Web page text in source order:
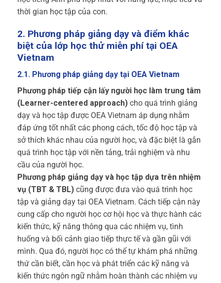
thời gian học tập của con.
2. Phương pháp giảng dạy và điểm khác
biệt của lớp học thử miễn phí tại OEA
Vietnam
2.1. Phương pháp giảng dạy tại OEA Vietnam
Phương pháp tiếp cận lấy người học làm trung tâm
(Learner-centered approach) cho quá trình giảng
dạy và học tập được OEA Vietnam áp dụng nhằm
đáp ứng tốt nhất các phong cách, tốc độ học tập và
sở thích khác nhau của người học, và đặc biệt là gắn
quá trình học tập với nền tảng, trải nghiệm và nhu
cầu của người học.
Phương pháp giảng dạy và học tập dựa trên nhiệm
vụ (TBT & TBL) cũng được đưa vào quá trình học
tập và giảng dạy tại OEA Vietnam. Cách tiếp cận này
cung cấp cho người học cơ hội học và thực hành các
kiến thức, kỹ năng thông qua các nhiệm vụ, tình
huống và bối cảnh giao tiếp thực tế và gần gũi với
mình. Qua đó, người học có thể tự khám phá những
thứ cần biết, cần học và phát triển các kỹ năng và
kiến thức ngôn ngữ nhằm hoàn thành các nhiệm vụ